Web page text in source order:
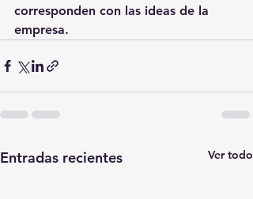
corresponden con las ideas de la
empresa.
Entradas recientes Ver todo